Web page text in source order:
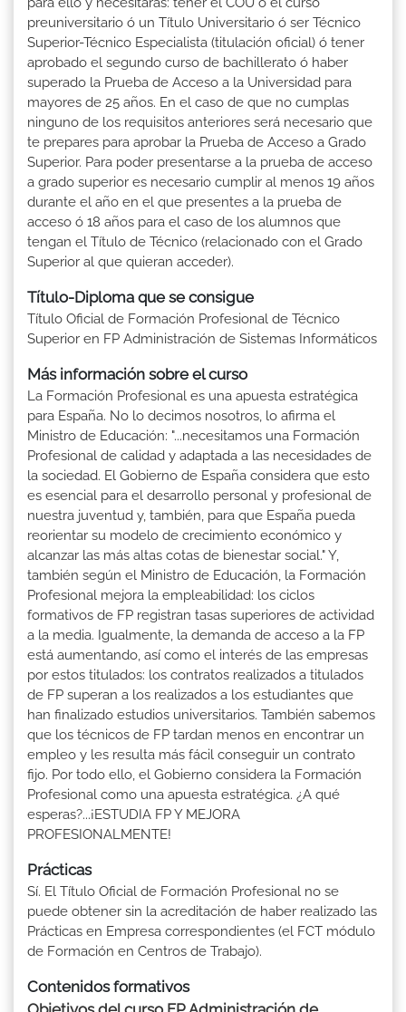
preuniversitario ó un Título Universitario ó ser Técnico
Superior-Técnico Especialista (titulación oficial) ó tener
aprobado el segundo curso de bachillerato ó haber
superado la Prueba de Acceso a la Universidad para
mayores de 25 años. En el caso de que no cumplas
ninguno de los requisitos anteriores será necesario que
te prepares para aprobar la Prueba de Acceso a Grado
Superior. Para poder presentarse a la prueba de acceso
a grado superior es necesario cumplir al menos 19 años
durante el año en el que presentes a la prueba de
acceso ó 18 años para el caso de los alumnos que
tengan el Título de Técnico (relacionado con el Grado
Superior al que quieran acceder).
Título-Diploma que se consigue
Título Oficial de Formación Profesional de Técnico
Superior en FP Administración de Sistemas Informáticos
Más información sobre el curso
La Formación Profesional es una apuesta estratégica
para España. No lo decimos nosotros, lo afirma el
Ministro de Educación: "...necesitamos una Formación
Profesional de calidad y adaptada a las necesidades de
la sociedad. El Gobierno de España considera que esto
es esencial para el desarrollo personal y profesional de
nuestra juventud y, también, para que España pueda
reorientar su modelo de crecimiento económico y
alcanzar las más altas cotas de bienestar social." Y,
también según el Ministro de Educación, la Formación
Profesional mejora la empleabilidad: los ciclos
formativos de FP registran tasas superiores de actividad
a la media. Igualmente, la demanda de acceso a la FP
está aumentando, así como el interés de las empresas
por estos titulados: los contratos realizados a titulados
de FP superan a los realizados a los estudiantes que
han finalizado estudios universitarios. También sabemos
que los técnicos de FP tardan menos en encontrar un
empleo y les resulta más fácil conseguir un contrato
fijo. Por todo ello, el Gobierno considera la Formación
Profesional como una apuesta estratégica. ¿A qué
esperas?...¡ESTUDIA FP Y MEJORA
PROFESIONALMENTE!
Prácticas
Sí. El Título Oficial de Formación Profesional no se
puede obtener sin la acreditación de haber realizado las
Prácticas en Empresa correspondientes (el FCT módulo
de Formación en Centros de Trabajo).
Contenidos formativos